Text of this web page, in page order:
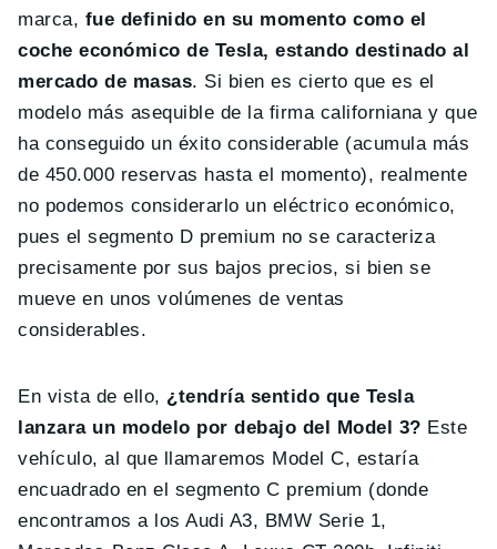
marca, fue definido en su momento como el
coche económico de Tesla, estando destinado al
mercado de masas. Si bien es cierto que es el
modelo más asequible de la firma californiana y que
ha conseguido un éxito considerable (acumula más
de 450.000 reservas hasta el momento), realmente
no podemos considerarlo un eléctrico económico,
pues el segmento D premium no se caracteriza
precisamente por sus bajos precios, si bien se
mueve en unos volúmenes de ventas
considerables.
En vista de ello, ¿tendría sentido que Tesla
lanzara un modelo por debajo del Model 3? Este
vehículo, al que llamaremos Model C, estaría
encuadrado en el segmento C premium (donde
encontramos a los Audi A3, BMW Serie 1,